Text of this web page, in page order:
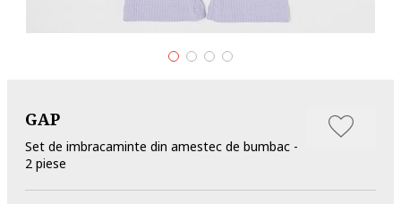
GAP
Set de imbracaminte din amestec de bumbac -
2 piese